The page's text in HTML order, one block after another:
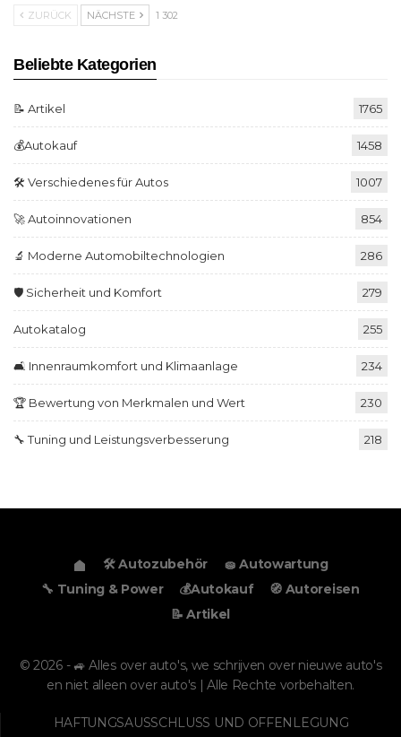
ZURÜCK NÄCHSTE 1 302
Beliebte Kategorien
📝 Artikel 1765
💰Autokauf 1458
🛠️ Verschiedenes für Autos 1007
🚀 Autoinnovationen 854
🔬 Moderne Automobiltechnologien 286
🛡️ Sicherheit und Komfort 279
Autokatalog 255
🛋️ Innenraumkomfort und Klimaanlage 234
🏆 Bewertung von Merkmalen und Wert 230
🔧 Tuning und Leistungsverbesserung 218
🛠️ Autozubehör
🧽 Autowartung
🔧 Tuning & Power
💰Autokauf
🧭 Autoreisen
📝 Artikel
© 2026 - 🚙 Alles over auto's, we schrijven over nieuwe auto's
en niet alleen over auto's | Alle Rechte vorbehalten.
HAFTUNGSAUSSCHLUSS UND OFFENLEGUNG